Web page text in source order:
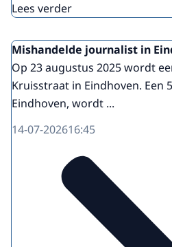
Lees verder
Mishandelde journalist in
Op 23 augustus 2025 wordt
Kruisstraat in Eindhoven. Een
Eindhoven, wordt ...
14-07-202616:45